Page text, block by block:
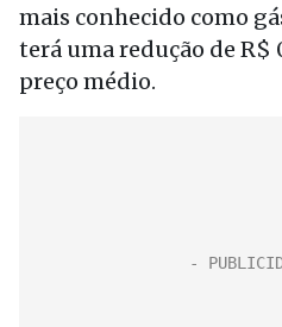
mais conhecido como
terá uma redução de R$
preço médio.